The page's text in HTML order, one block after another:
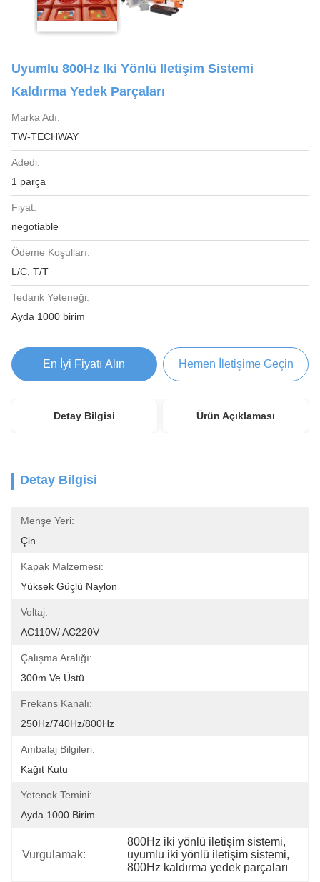
Uyumlu 800Hz Iki Yönlü Iletişim Sistemi
Kaldırma Yedek Parçaları
Marka Adı:
TW-TECHWAY
Adedi:
1 parça
Fiyat:
negotiable
Ödeme Koşulları:
L/C, T/T
Tedarik Yeteneği:
Ayda 1000 birim
En İyi Fiyatı Alın Hemen İletişime Geçin
Detay Bilgisi Ürün Açıklaması
Detay Bilgisi
Menşe Yeri:
Çin
Kapak Malzemesi:
Yüksek Güçlü Naylon
Voltaj:
AC110V/ AC220V
Çalışma Aralığı:
300m Ve Üstü
Frekans Kanalı:
250Hz/740Hz/800Hz
Ambalaj Bilgileri:
Kağıt Kutu
Yetenek Temini:
Ayda 1000 Birim
Vurgulamak:
800Hz iki yönlü iletişim sistemi,
uyumlu iki yönlü iletişim sistemi,
800Hz kaldırma yedek parçaları